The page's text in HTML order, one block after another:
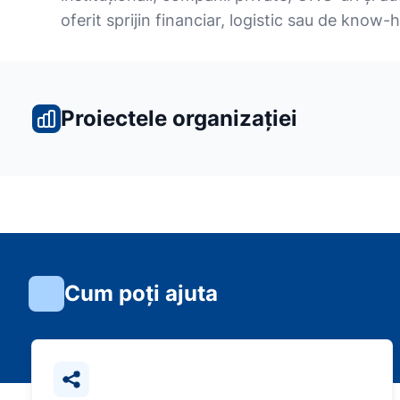
oferit sprijin financiar, logistic sau de know-
Proiectele organizației
Cum poți ajuta